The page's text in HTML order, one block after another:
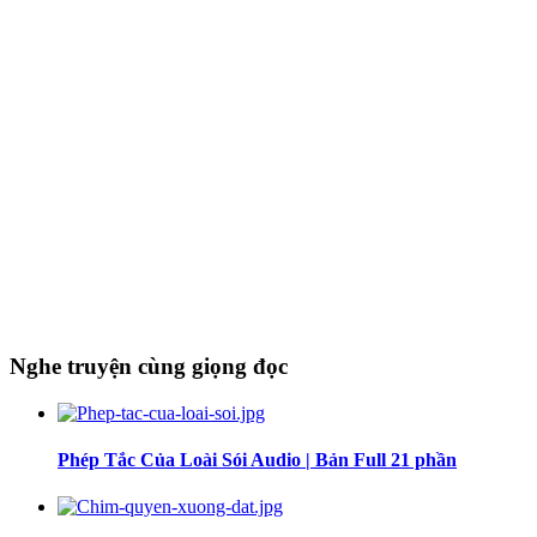
Nghe truyện cùng giọng đọc
Phép Tắc Của Loài Sói Audio | Bản Full 21 phần